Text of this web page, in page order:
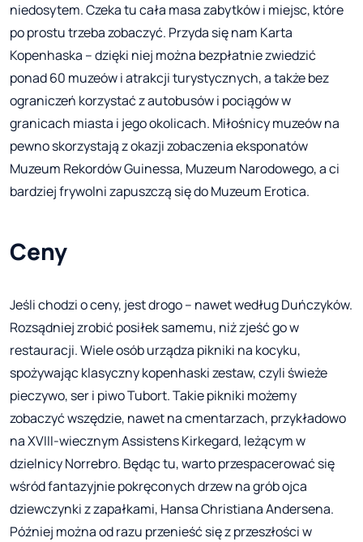
niedosytem. Czeka tu cała masa zabytków i miejsc, które
po prostu trzeba zobaczyć. Przyda się nam Karta
Kopenhaska – dzięki niej można bezpłatnie zwiedzić
ponad 60 muzeów i atrakcji turystycznych, a także bez
ograniczeń korzystać z autobusów i pociągów w
granicach miasta i jego okolicach. Miłośnicy muzeów na
pewno skorzystają z okazji zobaczenia eksponatów
Muzeum Rekordów Guinessa, Muzeum Narodowego, a ci
bardziej frywolni zapuszczą się do Muzeum Erotica.
Ceny
Jeśli chodzi o ceny, jest drogo – nawet według Duńczyków.
Rozsądniej zrobić posiłek samemu, niż zjeść go w
restauracji. Wiele osób urządza pikniki na kocyku,
spożywając klasyczny kopenhaski zestaw, czyli świeże
pieczywo, ser i piwo Tubort. Takie pikniki możemy
zobaczyć wszędzie, nawet na cmentarzach, przykładowo
na XVIII-wiecznym Assistens Kirkegard, leżącym w
dzielnicy Norrebro. Będąc tu, warto przespacerować się
wśród fantazyjnie pokręconych drzew na grób ojca
dziewczynki z zapałkami, Hansa Christiana Andersena.
Później można od razu przenieść się z przeszłości w